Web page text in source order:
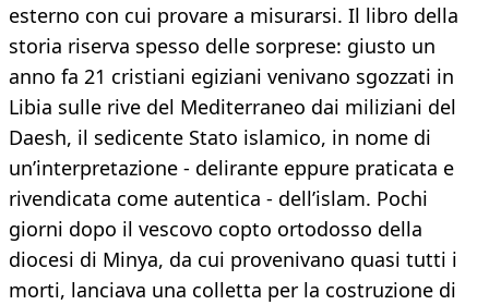
esterno con cui provare a misurarsi. Il libro della
storia riserva spesso delle sorprese: giusto un
anno fa 21 cristiani egiziani venivano sgozzati in
Libia sulle rive del Mediterraneo dai miliziani del
Daesh, il sedicente Stato islamico, in nome di
un’interpretazione - delirante eppure praticata e
rivendicata come autentica - dell’islam. Pochi
giorni dopo il vescovo copto ortodosso della
diocesi di Minya, da cui provenivano quasi tutti i
morti, lanciava una colletta per la costruzione di